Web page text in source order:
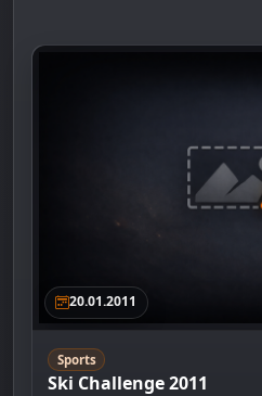
20.01.2011
Sports
Ski Challenge 2011